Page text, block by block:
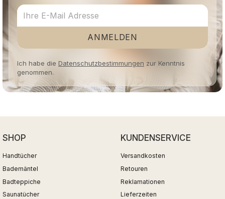
ANMELDEN
Ich habe die Datenschutzbestimmungen zur Kenntnis
genommen.
SHOP
Handtücher
Bademäntel
Badteppiche
Saunatücher
KUNDENSERVICE
Versandkosten
Retouren
Reklamationen
Lieferzeiten